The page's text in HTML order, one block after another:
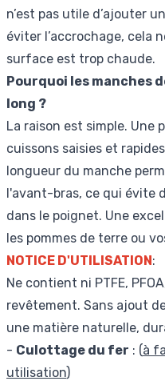
n’est pas utile d’ajouter
éviter l’accrochage, cela
surface est trop chaude.
Pourquoi les manches
long ?
La raison est simple. Une
cuissons saisies et
longueur du manche
l'avant-bras, ce qui évite
dans le poignet. Une
les pommes de terre ou
NOTICE D'UTILISATION:
Ne contient ni PTFE,
revêtement. Sans ajout
une matière naturelle,
- Culottage du fer : (à
utilisation)